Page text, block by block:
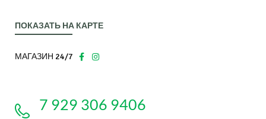
ПОКАЗАТЬ НА КАРТЕ
МАГАЗИН 24/7
7 929 306 9406